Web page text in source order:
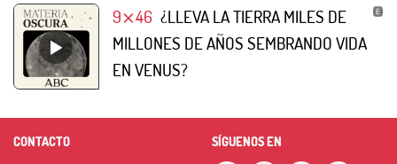
9⨯46 ¿LLEVA LA TIERRA MILES DE
MILLONES DE AÑOS SEMBRANDO VIDA
EN VENUS?
CONTACTO SÍGUENOS EN